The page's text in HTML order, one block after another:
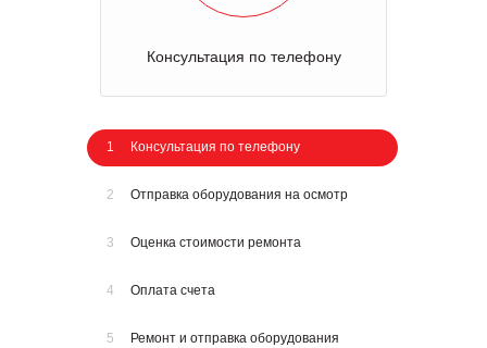
Консультация по телефону
1 Консультация по телефону
2 Отправка оборудования на осмотр
3 Оценка стоимости ремонта
4 Оплата счета
5 Ремонт и отправка оборудования